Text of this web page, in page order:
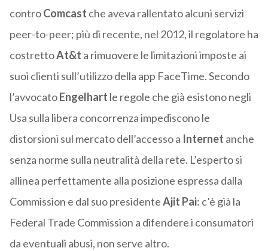
controComcast che aveva rallentato alcuni servizi
peer-to-peer; più di recente, nel 2012, il regolatore ha
costrettoAt&t a rimuovere le limitazioni imposte ai
suoi clienti sull’utilizzo della app FaceTime. Secondo
l’avvocatoEngelhart le regole che già esistono negli
Usa sulla libera concorrenza impediscono le
distorsioni sul mercato dell’accesso a Internet anche
senza norme sulla neutralità della rete. L’esperto si
allinea perfettamente alla posizione espressa dalla
Commission e dal suo presidenteAjit Pai: c’è già la
Federal Trade Commission a difendere i consumatori
da eventuali abusi, non serve altro.